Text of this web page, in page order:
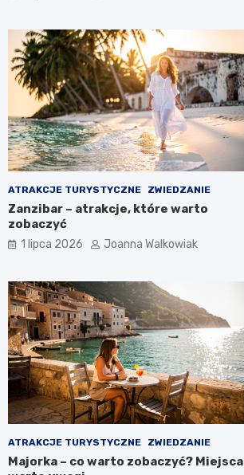
ATRAKCJE TURYSTYCZNE ZWIEDZANIE
Zanzibar – atrakcje, które warto
zobaczyć
1 lipca 2026 Joanna Walkowiak
ATRAKCJE TURYSTYCZNE ZWIEDZANIE
Majorka – co warto zobaczyć? Miejsca